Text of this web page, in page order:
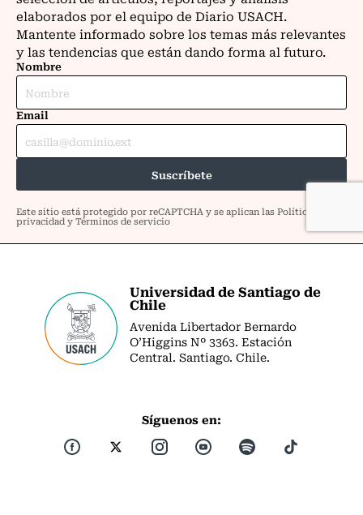
Universidad de Santiago de
Chile
Avenida Libertador Bernardo
O’Higgins Nº 3363. Estación
Central. Santiago. Chile.
Síguenos en: